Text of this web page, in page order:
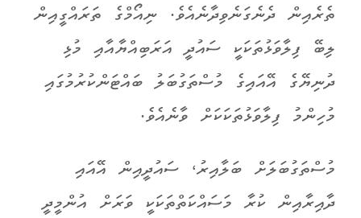
ތެރެއިން ދެނެގަނެވިދާނެއެވެ. ނިއޯމްގެ ތަރައްގީއިން
ލިބޭ ފިލާވަޅުތަކަކީ ސައުދީ އަރަބިއްޔާއާއި މުޅި
ދުނިޔޭގެ އޭއައިގެ މުސްތަގުބަލު ބައްޓަންކުރުމުގައި
މުހިންމު ފިލާވަޅުތަކަކަށް ވާނެއެވެ.
މުސްތަގުބަލަށް ބަލާއިރު، ސައުދީއިން އޭއައި
ދާއިރާއިން ކުރާ މަސައްކަތްތަކަކީ ވަރަށް އުންމީދީ